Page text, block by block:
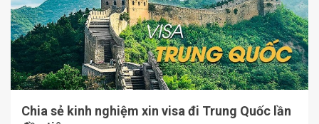
Chia sẻ kinh nghiệm xin visa đi Trung Quốc lần